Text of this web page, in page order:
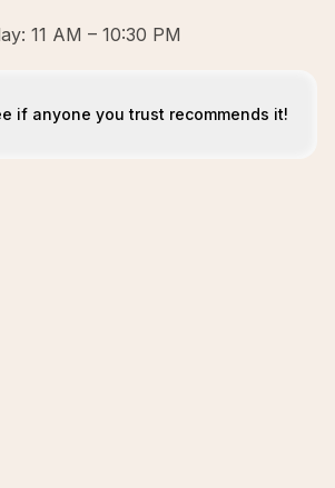
11 AM – 10:30 PM
if anyone you trust recommends it!